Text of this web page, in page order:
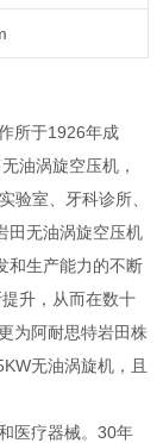
所于1926年成
油涡旋空压机，
验室、牙科诊所、
田无油涡旋空压机
和生产能力的不断
升，从而在数十
为阿耐思特岩田株
无油涡旋机，且
医疗器械。30年